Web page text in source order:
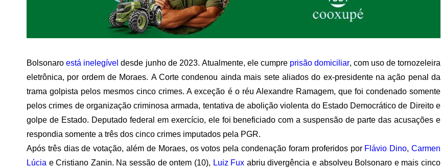
Bolsonaroestá inelegível desde junho de 2023. Atualmente, ele cumpre prisão domiciliar, com uso de tornozeleira
eletrônica, por ordem de Moraes. A Corte condenou ainda mais sete aliados do ex-presidente na ação penal da
trama golpista pelos mesmos cinco crimes. A exceção é o réu Alexandre Ramagem, que foi condenado somente
pelos crimes de organização criminosa armada, tentativa de abolição violenta do Estado Democrático de Direito e
golpe de Estado. Deputado federal em exercício, ele foi beneficiado com a suspensão de parte das acusações e
respondia somente a três dos cinco crimes imputados pela PGR.
Após três dias de votação, além de Moraes, os votos pela condenação foram proferidos por Flávio Dino, Carmen
Lúcia e Cristiano Zanin. Na sessão de ontem (10), Luiz Fux abriu divergência e absolveu Bolsonaro e mais cinco